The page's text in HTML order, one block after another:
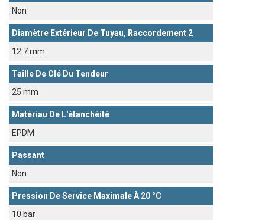
Non
Diamètre Extérieur De Tuyau, Raccordement 2
12.7 mm
Taille De Clé Du Tendeur
25 mm
Matériau De L'étanchéité
EPDM
Passant
Non
Pression De Service Maximale À 20 °C
10 bar